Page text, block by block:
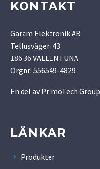
KONTAKT
Garam Elektronik AB
Tellusvägen 43
186 36 VALLENTUNA
Orgnr: 556549-4829
En del av PrimoTech Group
LÄNKAR
Produkter